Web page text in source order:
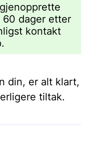
dager etter
kontakt
din, er alt klart,
tiltak.